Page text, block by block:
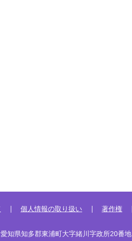
個人情報の取り扱い 著作権
知県知多郡東浦町大字緒川字政所20番地